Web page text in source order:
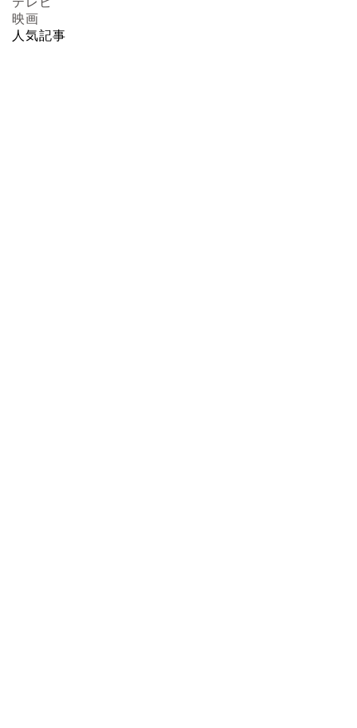
映画
人気記事